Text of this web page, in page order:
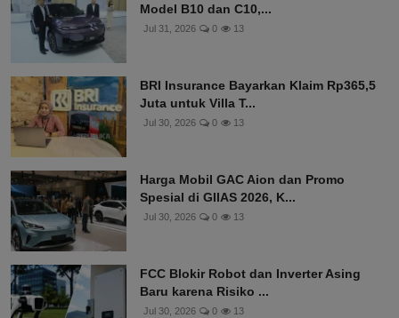
Model B10 dan C10,...
Jul 31, 2026 0 13
BRI Insurance Bayarkan Klaim Rp365,5
Juta untuk Villa T...
Jul 30, 2026 0 13
Harga Mobil GAC Aion dan Promo
Spesial di GIIAS 2026, K...
Jul 30, 2026 0 13
FCC Blokir Robot dan Inverter Asing
Baru karena Risiko ...
Jul 30, 2026 0 13